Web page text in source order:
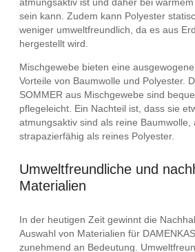
sein kann. Zudem kann Polyester
weniger umweltfreundlich, da es aus
hergestellt wird.
Mischgewebe bieten eine
Vorteile von Baumwolle und Polyester.
SOMMER aus Mischgewebe sind
pflegeleicht. Ein Nachteil ist, dass sie
atmungsaktiv sind als reine Baumwolle,
strapazierfähig als reines Polyester.
Umweltfreundliche und
Materialien
In der heutigen Zeit gewinnt die
Auswahl von Materialien für
zunehmend an Bedeutung.